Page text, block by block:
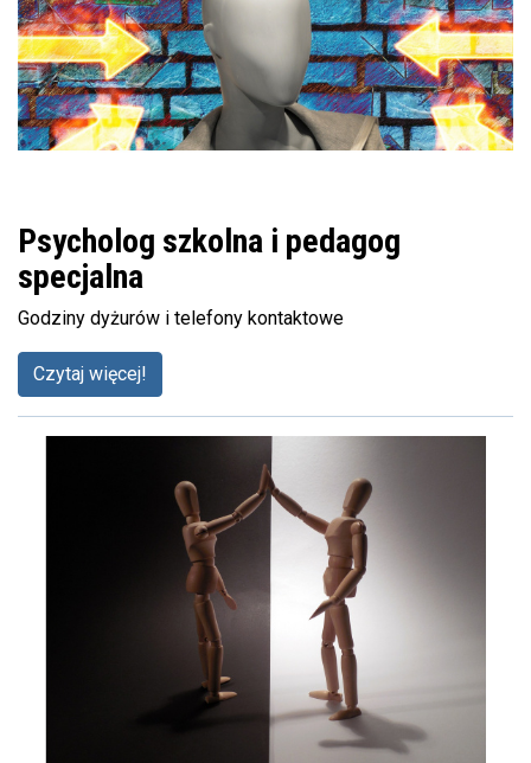
Psycholog szkolna i pedagog
specjalna
Godziny dyżurów i telefony kontaktowe
Czytaj więcej!